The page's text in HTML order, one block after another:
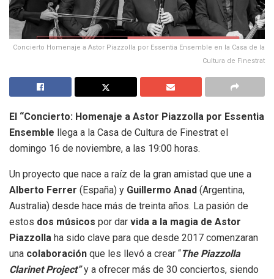
Concierto Homenaje a Astor Piazzolla por Essentia Ensemble en la Casa de la
Cultura de Finestrat
El “Concierto: Homenaje a Astor Piazzolla por Essentia
Ensemble
llega a la Casa de Cultura de Finestrat el
domingo 16 de noviembre, a las 19:00 horas.
Un proyecto que nace a raíz de la gran amistad que une a
Alberto Ferrer (España) y Guillermo Anad (Argentina,
Australia) desde hace más de treinta años. La pasión de
estos dos músicos por dar vida a la magia de Astor
Piazzolla ha sido clave para que desde 2017 comenzaran
una colaboración que les llevó a crear “The Piazzolla
Clarinet Project”y a ofrecer más de 30 conciertos, siendo